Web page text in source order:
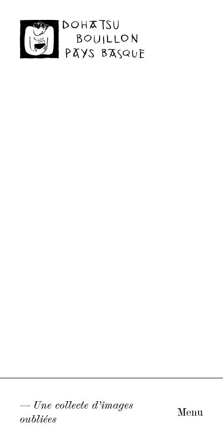
— Une collecte d’images
oubliées
Menu